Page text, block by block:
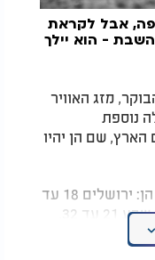
אבל לקראת
- הוא יילך
מזג האוויר
נוספת
הארץ, שם הן יהיו
הטמפרטורות החזויות היום והלילה הן: ירושלים 18 עד